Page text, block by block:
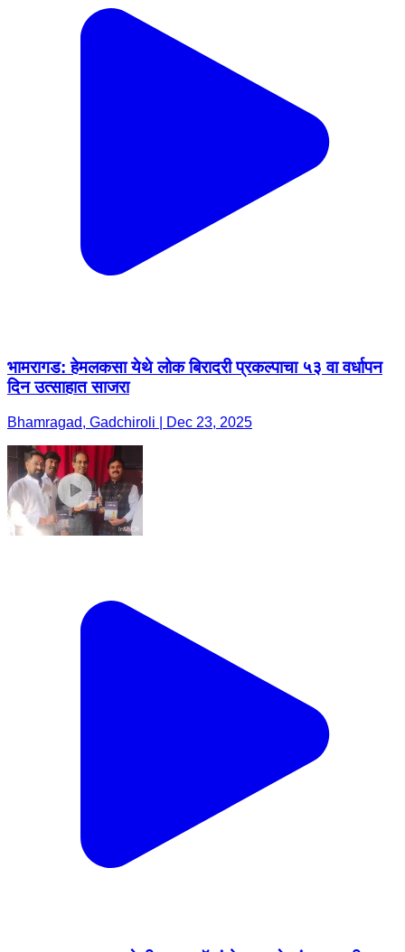
भामरागड: हेमलकसा येथे लोक बिरादरी प्रकल्पाचा ५३ वा वर्धापन
दिन उत्साहात साजरा
Bhamragad, Gadchiroli | Dec 23, 2025